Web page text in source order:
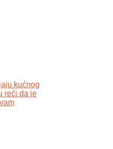
kućnog
reći da je